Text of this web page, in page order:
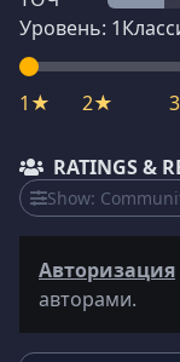
Уровень: 1
1★ 2★
RATINGS &
Show:
Авторизация
авторами.